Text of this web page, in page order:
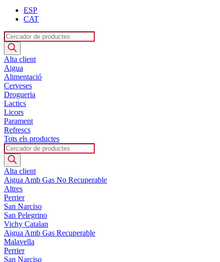
ESP
CAT
Products
search
Alta client
Aigua
Alimentació
Cerveses
Drogueria
Lactics
Licors
Parament
Refrescs
Tots els productes
Products
search
Alta client
Aigua Amb Gas No Recuperable
Altres
Perrier
San Narciso
San Pelegrino
Vichy Catalan
Aigua Amb Gas Recuperable
Malavella
Perrier
San Narciso